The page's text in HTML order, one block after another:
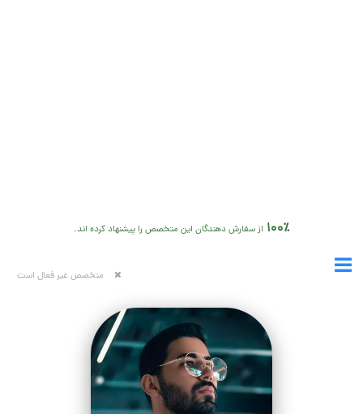
100٪ از سفارش دهندگان این متخصص را پیشنهاد کرده اند.
متخصص غیر فعال است